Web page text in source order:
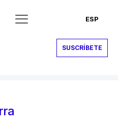
ESP
SUSCRÍBETE